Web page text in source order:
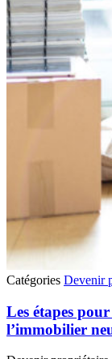
Catégories Devenir
Les étapes
l’immobilier